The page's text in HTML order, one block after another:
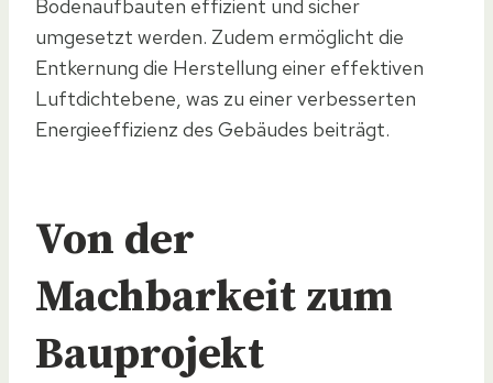
Bodenaufbauten effizient und sicher
umgesetzt werden. Zudem ermöglicht die
Entkernung die Herstellung einer effektiven
Luftdichtebene, was zu einer verbesserten
Energieeffizienz des Gebäudes beiträgt.
Von der
Machbarkeit zum
Bauprojekt